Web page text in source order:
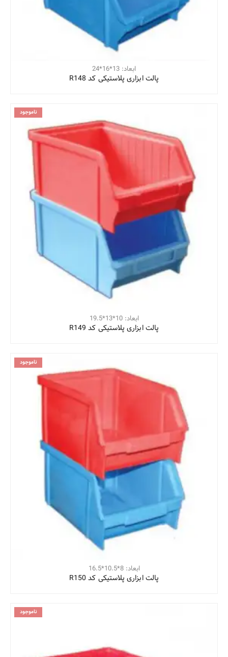
ابعاد: 13*16*24
پالت ابزاری پلاستیکی کد R148
ناموجود
ابعاد: 10*13*19.5
پالت ابزاری پلاستیکی کد R149
ناموجود
ابعاد: 8*10.5*16.5
پالت ابزاری پلاستیکی کد R150
ناموجود